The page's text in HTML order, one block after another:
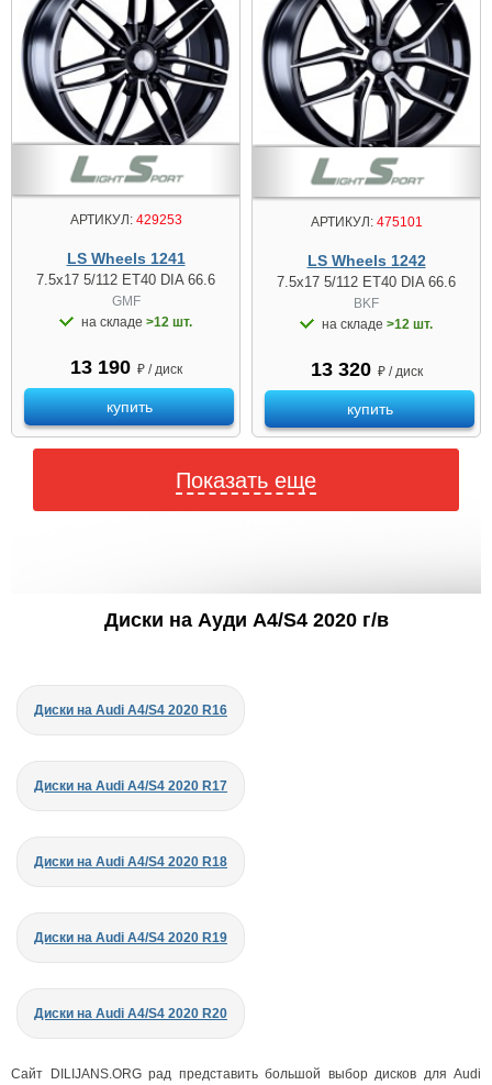
АРТИКУЛ:429253
LS Wheels 1241
7.5x17 5/112 ET40 DIA 66.6
GMF
на складе >12 шт.
13 190 ₽ / диск
купить
АРТИКУЛ:475101
LS Wheels 1242
7.5x17 5/112 ET40 DIA 66.6
BKF
на складе >12 шт.
13 320 ₽ / диск
купить
Показать еще
Диски на Ауди A4/S4 2020 г/в
Диски на Audi A4/S4 2020 R16
Диски на Audi A4/S4 2020 R17
Диски на Audi A4/S4 2020 R18
Диски на Audi A4/S4 2020 R19
Диски на Audi A4/S4 2020 R20
Сайт DILIJANS.ORG рад представить большой выбор дисков для Audi